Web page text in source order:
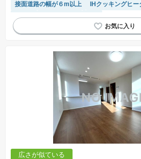
接面道路の幅が６m以上
IHクッキングヒー
食洗機
温水洗浄便座 WIC
広さが似ている